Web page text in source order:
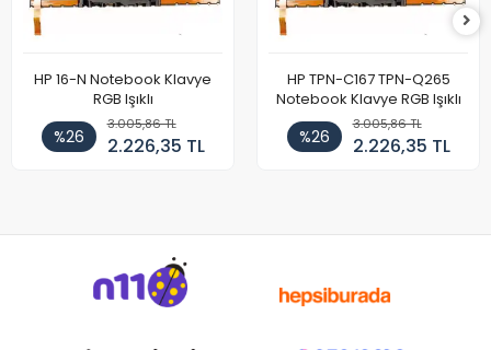
HP 16-N Notebook Klavye
RGB Işıklı
%26
3.005,86 TL
2.226,35 TL
HP TPN-C167 TPN-Q265
Notebook Klavye RGB Işıklı
%26
3.005,86 TL
2.226,35 TL